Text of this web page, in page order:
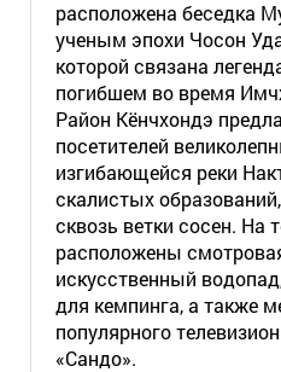
расположена беседка
ученым эпохи Чосон
которой связана
погибшем во время
Район Кёнчхондэ
посетителей
изгибающейся реки
скалистых
сквозь ветки сосен. На
расположены
искусственный
для кемпинга, а также
популярного
«Сандо».